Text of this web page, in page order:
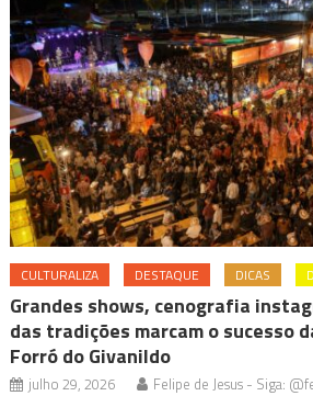
CULTURALIZA DESTAQUE DICAS
Grandes shows, cenografia
das tradições marcam o sucesso
Forró do Givanildo
julho 29, 2026 Felipe de Jesus - Siga: